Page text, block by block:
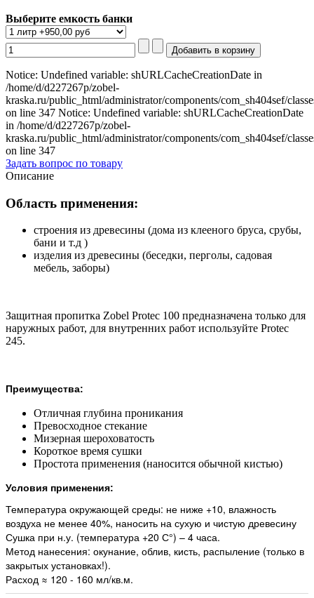
Выберите емкость банки
Notice: Undefined variable: shURLCacheCreationDate in
/home/d/d227267p/zobel-
kraska.ru/public_html/administrator/components/com_sh404sef/
on line 347 Notice: Undefined variable: shURLCacheCreationDate
in /home/d/d227267p/zobel-
kraska.ru/public_html/administrator/components/com_sh404sef/
on line 347
Задать вопрос по товару
Описание
Область применения:
строения из древесины (дома из клееного бруса, срубы,
бани и т.д )
изделия из древесины (беседки, перголы, садовая
мебель, заборы)
Защитная пропитка Zobel Protec 100 предназначена только для
наружных работ, для внутренних работ используйте Protec
245.
Преимущества:
Отличная глубина проникания
Превосходное стекание
Мизерная шероховатость
Короткое время сушки
Простота применения (наносится обычной кистью)
Условия применения:
Температура окружающей среды: не ниже +10, влажность
воздуха не менее 40%, наносить на сухую и чистую древесину
Сушка при н.у. (температура +20 С°) – 4 часа.
Метод нанесения: окунание, облив, кисть, распыление (только в
закрытых установках!).
Расход ≈ 120 - 160 мл/кв.м.